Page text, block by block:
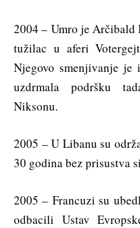
2004 – Umro je
tužilac u aferi
Njegovo smenjivanje
uzdrmala podršku
Niksonu.
2005 – U Libanu su
30 godina bez prisustva
2005 – Francuzi su
odbacili Ustav